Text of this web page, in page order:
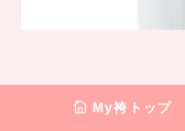
My袴トップ